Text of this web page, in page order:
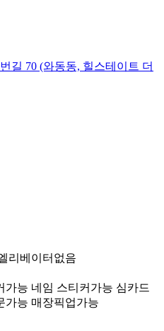
길 70 (와동동, 힐스테이트 더
리베이터 없음
가능 네임 스티커 가능 심카드
가능 매장픽업가능